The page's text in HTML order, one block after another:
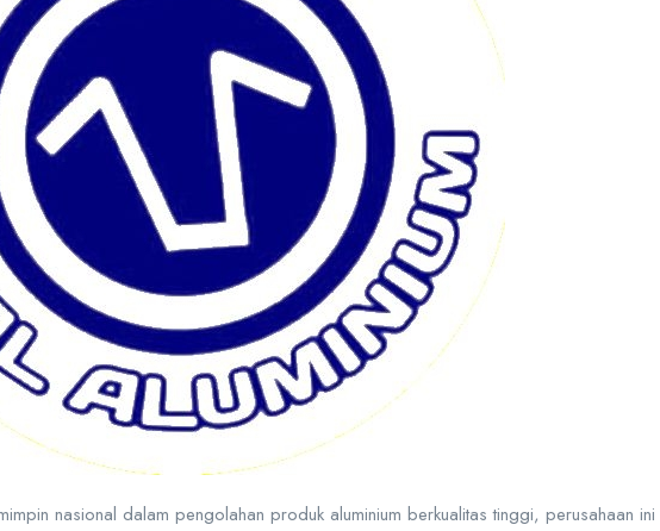
nasional dalam pengolahan produk aluminium berkualitas tinggi, perusahaan ini